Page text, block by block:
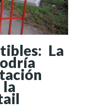
La